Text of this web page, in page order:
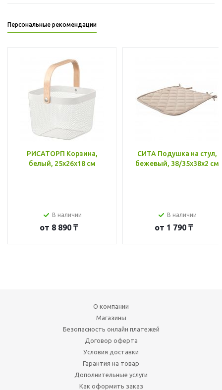
Персональные рекомендации
РИСАТОРП Корзина,
белый, 25x26x18 см
В наличии
от 8 890 ₸
СИТА Подушка на стул,
бежевый, 38/35x38x2 см
В наличии
от 1 790 ₸
О компании
Магазины
Безопасность онлайн платежей
Договор оферта
Условия доставки
Гарантия на товар
Дополнительные услуги
Как оформить заказ